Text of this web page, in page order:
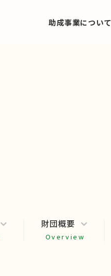
助成事業について
財団概要
Overview